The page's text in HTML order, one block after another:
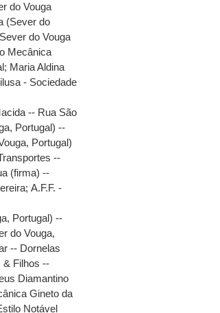
do Vouga
(Sever do
do Vouga
Mecânica
; Maria Aldina
- Sociedade
-- Rua São
Portugal) --
Portugal)
--
(firma) --
;A.F.F. -
Portugal) --
do Vouga,
-- Dornelas
& Filhos --
Diamantino
Gineto da
Notável